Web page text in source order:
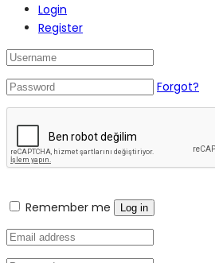
Login
Register
Forgot?
Remember me Log in